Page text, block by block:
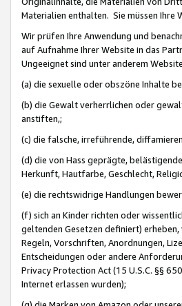
Materialien enthalten. Sie müssen Ihre
Wir prüfen Ihre Anwendung und
auf Aufnahme Ihrer Website in das
Ungeeignet sind unter anderem
(a) die sexuelle oder obszöne Inhalte
(b) die Gewalt verherrlichen oder
anstiften,;
(c) die falsche, irreführende,
(d) die von Hass geprägte,
Herkunft, Hautfarbe, Geschlecht,
(e) die rechtswidrige Handlungen
(f) sich an Kinder richten oder
geltenden Gesetzen definiert)
Regeln, Vorschriften, Anordnungen,
Entscheidungen oder andere
Privacy Protection Act (15 U.S.C. §§
Internet erlassen wurden);